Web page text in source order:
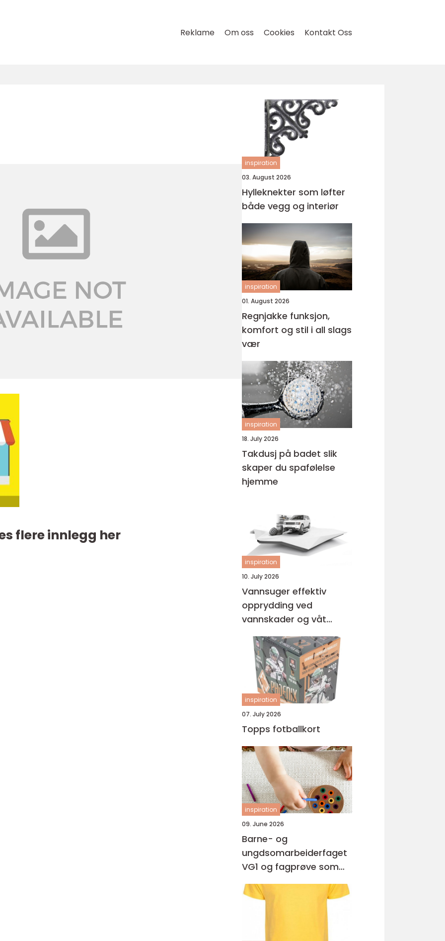
Reklame Om oss Cookies Kontakt Oss
flere innlegg her
inspiration
03. August 2026
Hylleknekter som løfter
både vegg og interiør
inspiration
01. August 2026
Regnjakke funksjon,
komfort og stil i all slags
vær
inspiration
18. July 2026
Takdusj på badet slik
skaper du spafølelse
hjemme
inspiration
10. July 2026
Vannsuger effektiv
opprydding ved
vannskader og våt
rengjøring
inspiration
07. July 2026
Topps fotballkort
inspiration
09. June 2026
Barne- og
ungdsomarbeiderfaget
VG1 og fagprøve som
barne- og
ungdomsarbeider –